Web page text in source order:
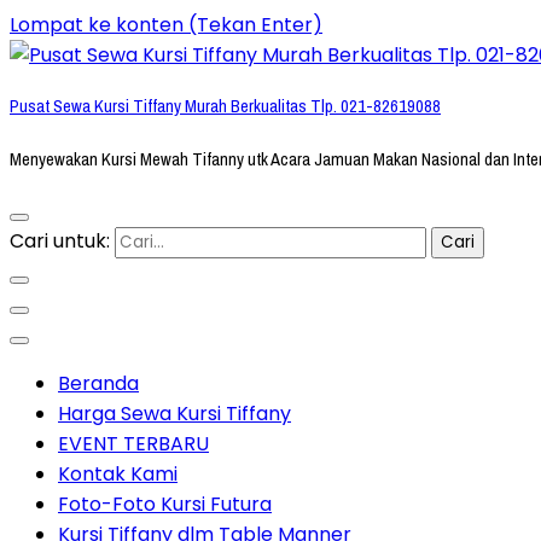
Lompat ke konten (Tekan Enter)
Pusat Sewa Kursi Tiffany Murah Berkualitas Tlp. 021-82619088
Menyewakan Kursi Mewah Tifanny utk Acara Jamuan Makan Nasional dan
Cari untuk:
Beranda
Harga Sewa Kursi Tiffany
EVENT TERBARU
Kontak Kami
Foto-Foto Kursi Futura
Kursi Tiffany dlm Table Manner